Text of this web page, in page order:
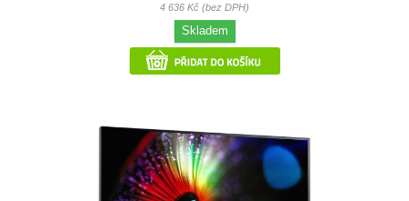
4 636 Kč (bez DPH)
Skladem